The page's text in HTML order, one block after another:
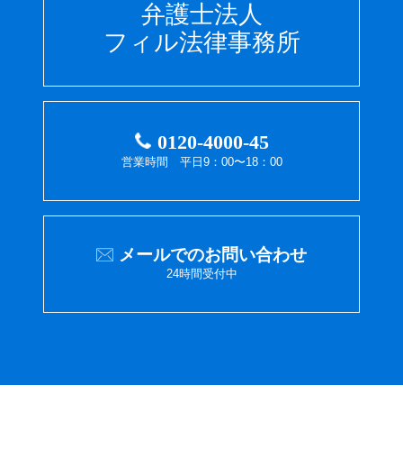
弁護士法人
フィル法律事務所
0120-4000-45
営業時間 平日9：00〜18：00
メールでのお問い合わせ
24時間受付中